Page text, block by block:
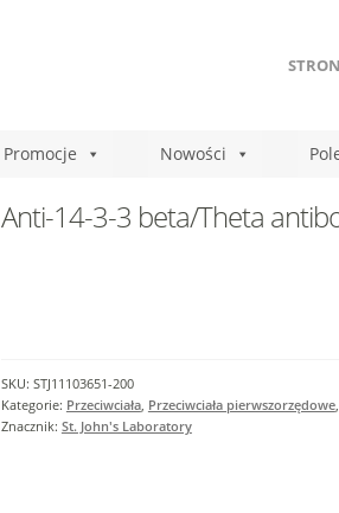
Promocje Nowości
Anti-14-3-3 beta/Theta
SKU: STJ11103651-200
Kategorie: Przeciwciała, Przeciwciała pierwszorzędowe,
Znacznik: St. John's Laboratory